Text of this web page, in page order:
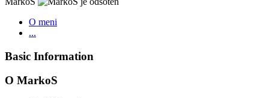
O meni
...
Basic Information
O MarkoS